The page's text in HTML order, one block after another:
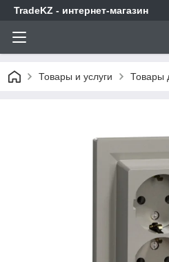
TradeKZ - интернет-магазин
Товары и услуги Товары